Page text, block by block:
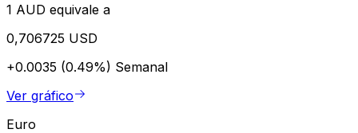
1 AUD equivale a
0,706725 USD
+0.0035 (0.49%) Semanal
Ver gráfico
Euro